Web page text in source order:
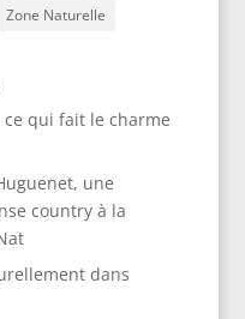
Zone Naturelle
ce qui fait le charme
une
country à la
dans